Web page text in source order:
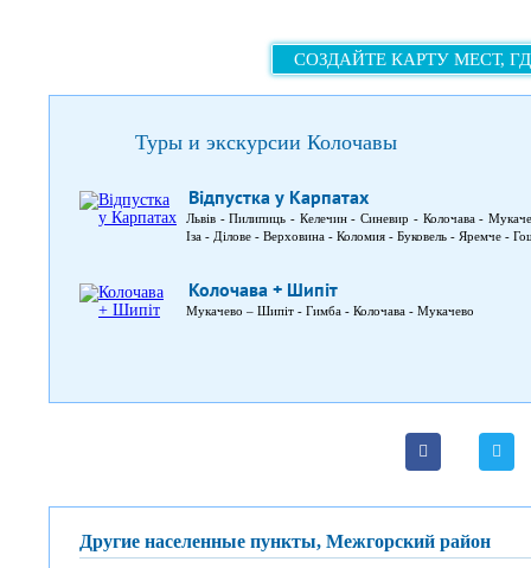
СОЗДАЙТЕ КАРТУ МЕСТ,
Туры и экскурсии Колочавы
Відпустка у Карпатах
Львів - Пилипиць - Келечин - Синевир - Колочава -
Іза - Ділове - Верховина - Коломия - Буковель - Яремче -
Колочава + Шипіт
Мукачево – Шипіт - Гимба - Колочава - Мукачево
Другие населенные пункты, Межгорский район